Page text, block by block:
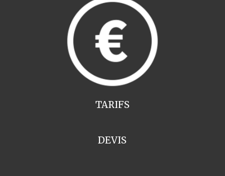
TARIFS
DEVIS